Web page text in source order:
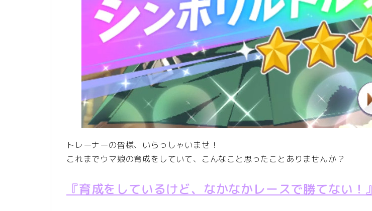
トレーナーの皆様、いらっしゃいませ！
これまでウマ娘の育成をしていて、こんなこと思ったことありませんか？
『育成をしているけど、なかなかレースで勝てない！』